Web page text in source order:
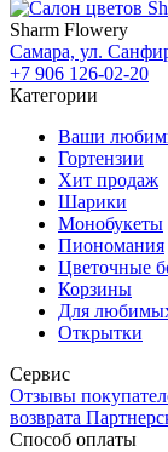
Sharm Flowery
Самара, ул.
+7 906 126-02-20
Категории
Ваши
Гортензии
Хит продаж
Шарики
Монобукеты
Пиономания
Цветочные
Корзины
Для
Открытки
Сервис
Отзывы
возврата
Способ оплаты